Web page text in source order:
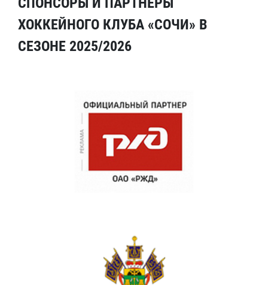
ХОККЕЙНОГО КЛУБА «СОЧИ» В
СЕЗОНЕ 2025/2026